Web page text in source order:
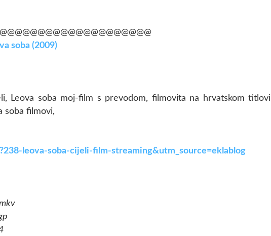
soba (2009)
Leova soba moj-film s prevodom, filmovita na hrvatskom titlovi
soba filmovi,
leova-soba-cijeli-film-streaming&utm_source=eklablog